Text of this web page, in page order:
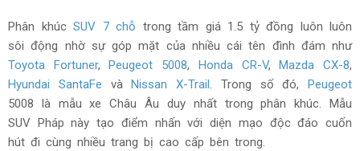
Phân khúc SUV 7 chỗ trong tầm giá 1.5 tỷ đồng luôn luôn
sôi động nhờ sự góp mặt của nhiều cái tên đình đám như
Toyota Fortuner,Peugeot 5008, Honda CR-V,Mazda CX-8,
Hyundai SantaFe vàNissan X-Trail. Trong số đó, Peugeot
5008 là mẫu xe Châu Âu duy nhất trong phân khúc. Mẫu
SUV Pháp này tạo điểm nhấn với diện mạo độc đáo cuốn
hút đi cùng nhiều trang bị cao cấp bên trong.